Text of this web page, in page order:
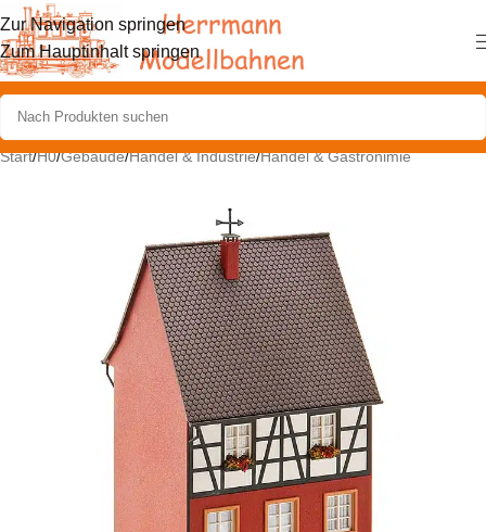
Zur Navigation springen
Zum Hauptinhalt springen
Start/H0/Gebäude/Handel & Industrie/Handel & Gastronimie